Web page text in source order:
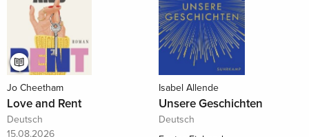
Jo Cheetham
Love and Rent
Deutsch
15.08.2026
Isabel Allende
Unsere Geschichten
Deutsch